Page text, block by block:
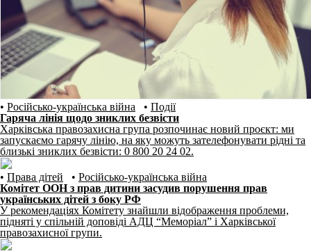
• Російсько-українська війна • Події
Гаряча лінія щодо зниклих безвісти
Харківська правозахисна група розпочинає новий проєкт: ми
запускаємо гарячу лінію, на яку можуть зателефонувати рідні та
близькі зниклих безвісти: 0 800 20 24 02.
• Права дітей • Російсько-українська війна
Комітет ООН з прав дитини засудив порушення прав
українських дітей з боку РФ
У рекомендаціях Комітету знайшли відображення проблеми,
підняті у спільній доповіді АДЦ “Меморіал” і Харківської
правозахисної групи.